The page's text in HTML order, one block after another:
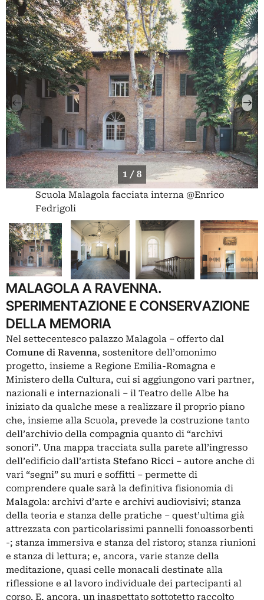
1 / 8
Scuola Malagola facciata interna @Enrico
Fedrigoli
MALAGOLA A RAVENNA.
SPERIMENTAZIONE E CONSERVAZIONE
DELLA MEMORIA
Nel settecentesco palazzo Malagola – offerto dal
Comune di Ravenna, sostenitore dell’omonimo
progetto, insieme a Regione Emilia-Romagna e
Ministero della Cultura, cui si aggiungono vari partner,
nazionali e internazionali – il Teatro delle Albe ha
iniziato da qualche mese a realizzare il proprio piano
che, insieme alla Scuola, prevede la costruzione tanto
dell’archivio della compagnia quanto di “archivi
sonori”. Una mappa tracciata sulla parete all’ingresso
dell’edificio dall’artista Stefano Ricci – autore anche di
vari “segni” su muri e soffitti – permette di
comprendere quale sarà la definitiva fisionomia di
Malagola: archivi d’arte e archivi audiovisivi; stanza
della teoria e stanza delle pratiche – quest’ultima già
attrezzata con particolarissimi pannelli fonoassorbenti
-; stanza immersiva e stanza del ristoro; stanza riunioni
e stanza di lettura; e, ancora, varie stanze della
meditazione, quasi celle monacali destinate alla
riflessione e al lavoro individuale dei partecipanti al
corso. E, ancora, un inaspettato sottotetto raccolto